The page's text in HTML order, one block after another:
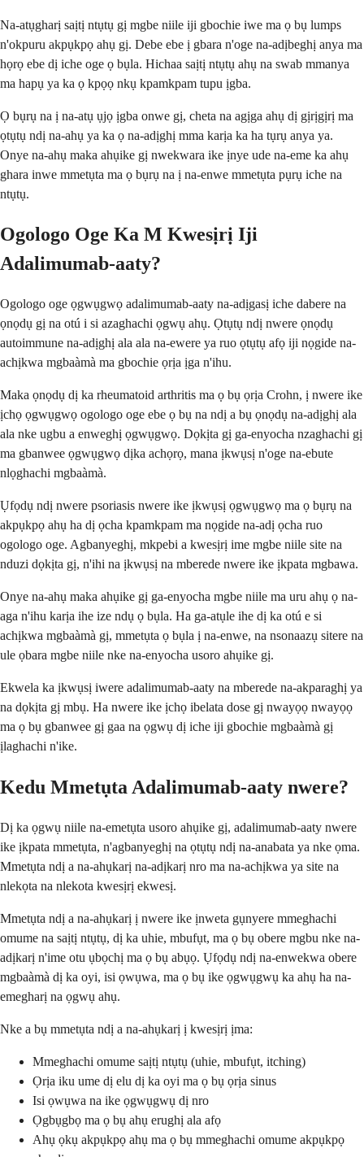
Na-atụgharị saịtị ntụtụ gị mgbe niile iji gbochie iwe ma ọ bụ lumps
n'okpuru akpụkpọ ahụ gị. Debe ebe ị gbara n'oge na-adịbeghị anya ma
họrọ ebe dị iche oge ọ bụla. Hichaa saịtị ntụtụ ahụ na swab mmanya
ma hapụ ya ka ọ kpọọ nkụ kpamkpam tupu ịgba.
Ọ bụrụ na ị na-atụ ụjọ ịgba onwe gị, cheta na agịga ahụ dị gịrịgịrị ma
ọtụtụ ndị na-ahụ ya ka ọ na-adịghị mma karịa ka ha tụrụ anya ya.
Onye na-ahụ maka ahụike gị nwekwara ike ịnye ude na-eme ka ahụ
ghara inwe mmetụta ma ọ bụrụ na ị na-enwe mmetụta pụrụ iche na
ntụtụ.
Ogologo Oge Ka M Kwesịrị Iji
Adalimumab-aaty?
Ogologo oge ọgwụgwọ adalimumab-aaty na-adịgasị iche dabere na
ọnọdụ gị na otú i si azaghachi ọgwụ ahụ. Ọtụtụ ndị nwere ọnọdụ
autoimmune na-adịghị ala ala na-ewere ya ruo ọtụtụ afọ iji nọgide na-
achịkwa mgbaàmà ma gbochie ọrịa ịga n'ihu.
Maka ọnọdụ dị ka rheumatoid arthritis ma ọ bụ ọrịa Crohn, ị nwere ike
ịchọ ọgwụgwọ ogologo oge ebe ọ bụ na ndị a bụ ọnọdụ na-adịghị ala
ala nke ugbu a enweghị ọgwụgwọ. Dọkịta gị ga-enyocha nzaghachi gị
ma gbanwee ọgwụgwọ dịka achọrọ, mana ịkwụsị n'oge na-ebute
nlọghachi mgbaàmà.
Ụfọdụ ndị nwere psoriasis nwere ike ịkwụsị ọgwụgwọ ma ọ bụrụ na
akpụkpọ ahụ ha dị ọcha kpamkpam ma nọgide na-adị ọcha ruo
ogologo oge. Agbanyeghị, mkpebi a kwesịrị ime mgbe niile site na
nduzi dọkịta gị, n'ihi na ịkwụsị na mberede nwere ike ịkpata mgbawa.
Onye na-ahụ maka ahụike gị ga-enyocha mgbe niile ma uru ahụ ọ na-
aga n'ihu karịa ihe ize ndụ ọ bụla. Ha ga-atụle ihe dị ka otú e si
achịkwa mgbaàmà gị, mmetụta ọ bụla ị na-enwe, na nsonaazụ sitere na
ule ọbara mgbe niile nke na-enyocha usoro ahụike gị.
Ekwela ka ịkwụsị iwere adalimumab-aaty na mberede na-akparaghị ya
na dọkịta gị mbụ. Ha nwere ike ịchọ ibelata dose gị nwayọọ nwayọọ
ma ọ bụ gbanwee gị gaa na ọgwụ dị iche iji gbochie mgbaàmà gị
ịlaghachi n'ike.
Kedu Mmetụta Adalimumab-aaty nwere?
Dị ka ọgwụ niile na-emetụta usoro ahụike gị, adalimumab-aaty nwere
ike ịkpata mmetụta, n'agbanyeghị na ọtụtụ ndị na-anabata ya nke ọma.
Mmetụta ndị a na-ahụkarị na-adịkarị nro ma na-achịkwa ya site na
nlekọta na nlekota kwesịrị ekwesị.
Mmetụta ndị a na-ahụkarị ị nwere ike ịnweta gụnyere mmeghachi
omume na saịtị ntụtụ, dị ka uhie, mbufụt, ma ọ bụ obere mgbu nke na-
adịkarị n'ime otu ụbọchị ma ọ bụ abụọ. Ụfọdụ ndị na-enwekwa obere
mgbaàmà dị ka oyi, isi ọwụwa, ma ọ bụ ike ọgwụgwụ ka ahụ ha na-
emegharị na ọgwụ ahụ.
Nke a bụ mmetụta ndị a na-ahụkarị ị kwesịrị ịma:
Mmeghachi omume saịtị ntụtụ (uhie, mbufụt, itching)
Ọrịa iku ume dị elu dị ka oyi ma ọ bụ ọrịa sinus
Isi ọwụwa na ike ọgwụgwụ dị nro
Ọgbụgbọ ma ọ bụ ahụ erughị ala afọ
Ahụ ọkụ akpụkpọ ahụ ma ọ bụ mmeghachi omume akpụkpọ